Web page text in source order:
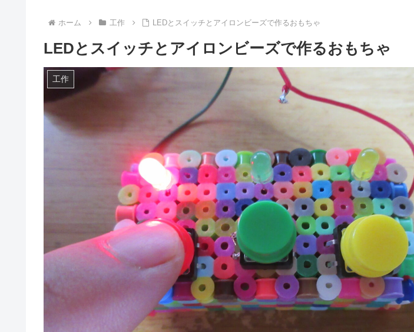
ホーム 工作 LEDとスイッチとアイロンビーズで作るおもちゃ
LEDとスイッチとアイロンビーズで作るおもちゃ
工作